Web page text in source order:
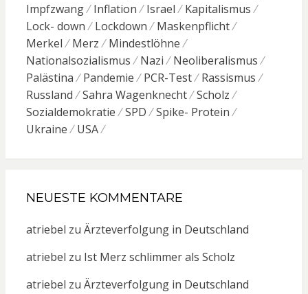
Impfzwang
Inflation Israel
Kapitalismus
Lock- down
Lockdown
Maskenpflicht
Merkel
Merz
Mindestlöhne
Nationalsozialismus
Nazi
Neoliberalismus
Palästina
Pandemie PCR-Test
Rassismus
Russland
Sahra Wagenknecht
Scholz
Sozialdemokratie
SPD
Spike- Protein
Ukraine
USA
NEUESTE KOMMENTARE
atriebel zu Ärzteverfolgung in Deutschland
atriebel zu Ist Merz schlimmer als Scholz
atriebel zu Ärzteverfolgung in Deutschland